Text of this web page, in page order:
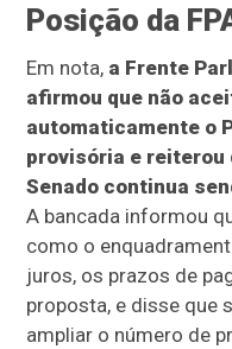
Posição da
Em nota, a Frente
afirmou que não
automaticamente o
provisória e reiterou
Senado continua
A bancada informou
como o
juros, os prazos de
proposta, e disse que
ampliar o número de